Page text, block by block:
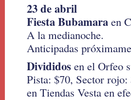
23 de abril
Fiesta Bubamara en
A la medianoche.
Anticipadas
Divididos en el Orfeo
Pista: $70, Sector rojo:
en Tiendas Vesta en